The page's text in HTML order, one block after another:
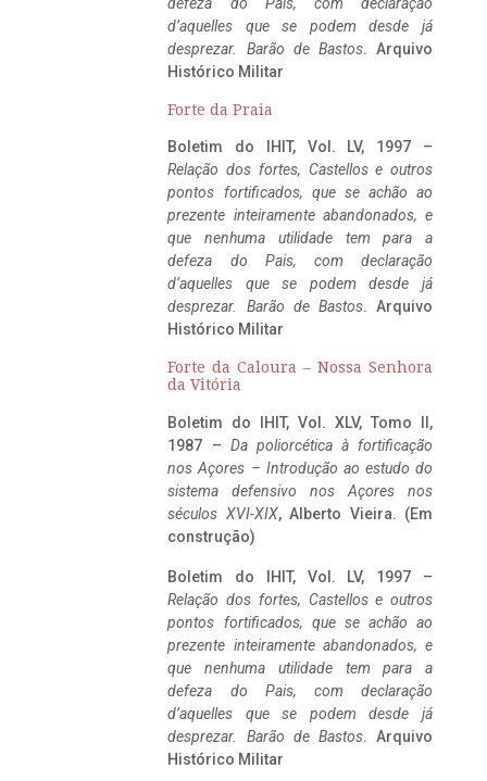
d’aquelles que se podem desde já
desprezar. Barão de Bastos. Arquivo
Histórico Militar
Forte da Praia
Boletim do IHIT, Vol. LV, 1997 –
Relação dos fortes, Castellos e outros
pontos fortificados, que se achão ao
prezente inteiramente abandonados, e
que nenhuma utilidade tem para a
defeza do Pais, com declaração
d’aquelles que se podem desde já
desprezar. Barão de Bastos. Arquivo
Histórico Militar
Forte da Caloura – Nossa Senhora
da Vitória
Boletim do IHIT, Vol. XLV, Tomo II,
1987 – Da poliorcética à fortificação
nos Açores – Introdução ao estudo do
sistema defensivo nos Açores nos
séculos XVI-XIX, Alberto Vieira. (Em
construção)
Boletim do IHIT, Vol. LV, 1997 –
Relação dos fortes, Castellos e outros
pontos fortificados, que se achão ao
prezente inteiramente abandonados, e
que nenhuma utilidade tem para a
defeza do Pais, com declaração
d’aquelles que se podem desde já
desprezar. Barão de Bastos. Arquivo
Histórico Militar